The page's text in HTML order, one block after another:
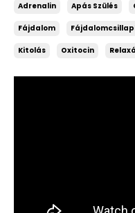
Adrenalin Apás Szülés
Fájdalom
Kitolás Oxitocin